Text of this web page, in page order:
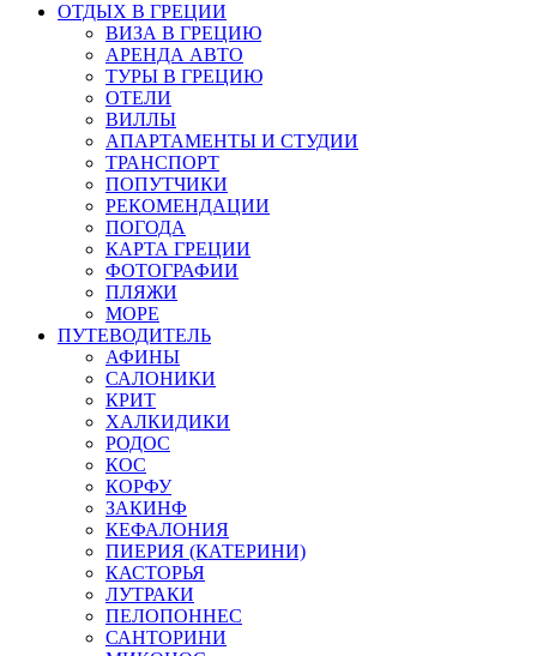
ОТДЫХ В ГРЕЦИИ
ВИЗА В ГРЕЦИЮ
АРЕНДА АВТО
ТУРЫ В ГРЕЦИЮ
ОТЕЛИ
ВИЛЛЫ
АПАРТАМЕНТЫ И СТУДИИ
ТРАНСПОРТ
ПОПУТЧИКИ
РЕКОМЕНДАЦИИ
ПОГОДА
КАРТА ГРЕЦИИ
ФОТОГРАФИИ
ПЛЯЖИ
МОРЕ
ПУТЕВОДИТЕЛЬ
АФИНЫ
САЛОНИКИ
КРИТ
ХАЛКИДИКИ
РОДОС
КОС
КОРФУ
ЗАКИНФ
КЕФАЛОНИЯ
ПИЕРИЯ (КАТЕРИНИ)
КАСТОРЬЯ
ЛУТРАКИ
ПЕЛОПОННЕС
САНТОРИНИ